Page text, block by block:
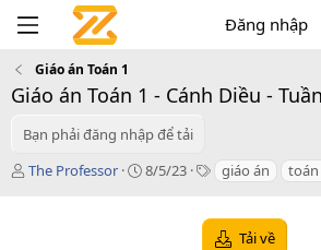
Đăng nhập
Giáo án Toán 1
Giáo án Toán 1 - Cánh Diều -
Bạn phải đăng nhập để tải
T
The Professor
C
8/5/23
T giáo án toán
Tải về